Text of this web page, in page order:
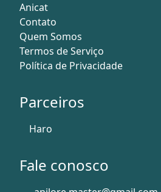
Anicat
Contato
Quem Somos
Termos de Serviço
Política de Privacidade
Parceiros
Haro
Fale conosco